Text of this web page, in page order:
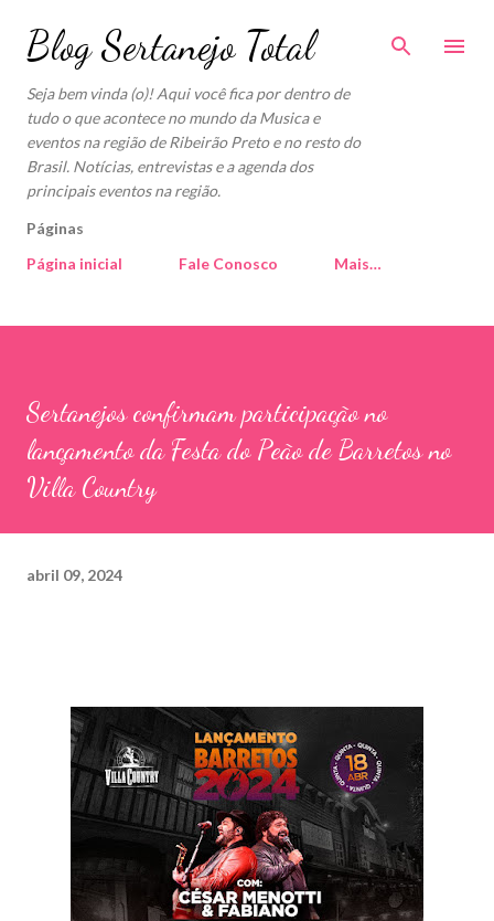
Pular para o conteúdo principal
Blog Sertanejo Total
Seja bem vinda (o)! Aqui você fica por dentro de
tudo o que acontece no mundo da Musica e
eventos na região de Ribeirão Preto e no resto do
Brasil. Notícias, entrevistas e a agenda dos
principais eventos na região.
Páginas
Página inicial
Fale Conosco Mais…
Sertanejos confirmam participação no
lançamento da Festa do Peão de Barretos no
Villa Country
abril 09, 2024